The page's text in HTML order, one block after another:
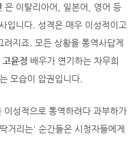
은 이탈리아어, 일본어, 영어 등
입니다. 성격은 매우 이성적이고
려지죠. 모든 상황을 통역사답게
고윤정 배우가 연기하는 차무희
모습이 압권입니다.
성적으로 통역하려다 과부하가
거리는' 순간들은 시청자들에게